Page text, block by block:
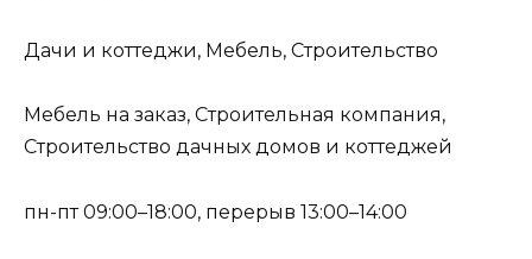
Дачи и коттеджи, Мебель, Строительство
Мебель на заказ, Строительная компания,
Строительство дачных домов и коттеджей
пн-пт 09:00–18:00, перерыв 13:00–14:00